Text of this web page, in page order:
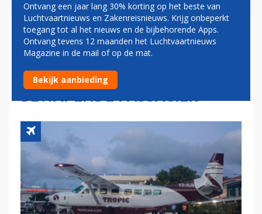
AMERIKAAN KAAPT
VLIEGTUIG BELIZE EN WORDT
DOODGESCHOTEN DOOR
BEWAPENDE PASSAGIER
Ontvang een jaar lang 30% korting op het beste van
Luchtvaartnieuws en Zakenreisnieuws. Krijg onbeperkt
toegang tot al het nieuws en de bijbehorende Apps.
Ontvang tevens 12 maanden het Luchtvaartnieuws
Magazine in de mail of op de mat.
Bekijk aanbieding